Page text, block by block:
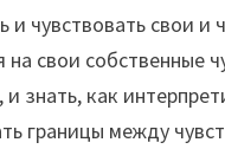
и чувствовать свои и
на свои собственные
знать, как
границы между